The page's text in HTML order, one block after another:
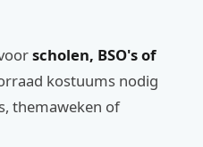
scholen, BSO's of
kostuums nodig
themaweken of